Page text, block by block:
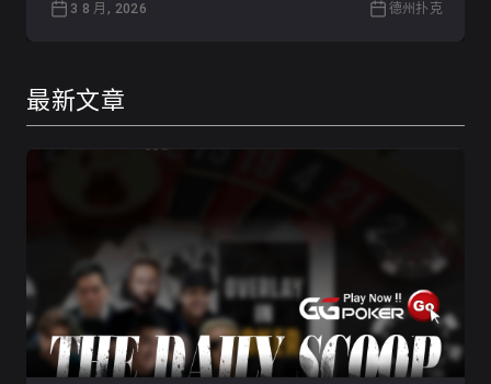
3 8 月, 2026 德州扑克
最新文章